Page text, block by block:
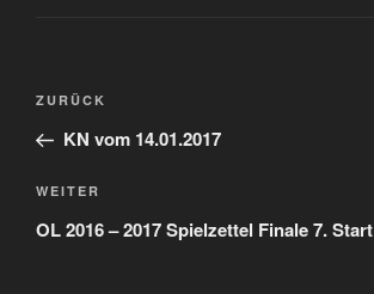
Beitragsnavigation
Vorheriger
Beitrag
ZURÜCK
KN vom 14.01.2017
Nächster
Beitrag
WEITER
OL 2016 – 2017 Spielzettel Finale 7. Start